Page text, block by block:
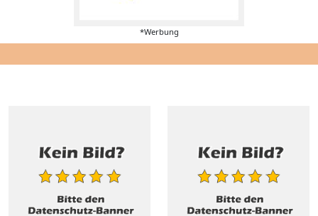
*Werbung